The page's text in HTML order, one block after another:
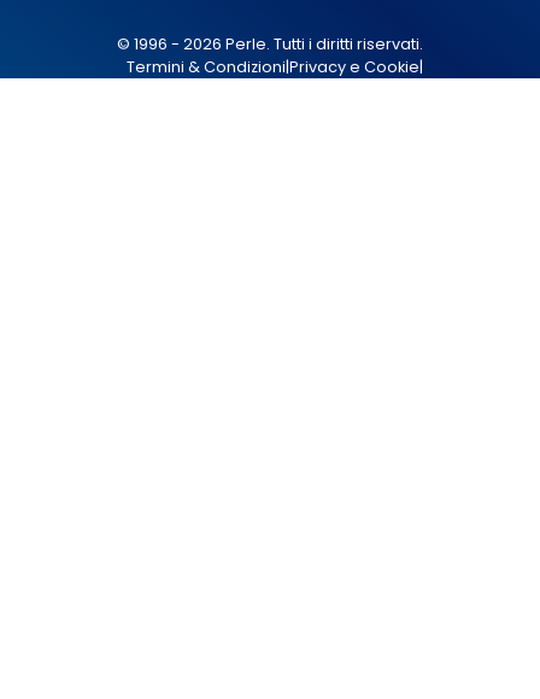
© 1996 - 2026 Perle. Tutti i diritti riservati.
Termini & Condizioni|Privacy e Cookie|